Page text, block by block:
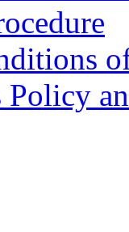
Policy